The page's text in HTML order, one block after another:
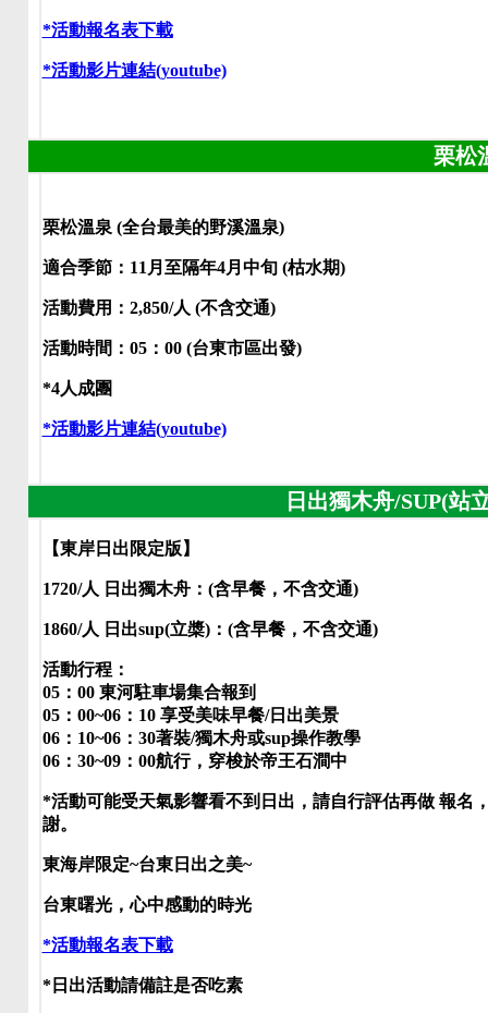
*活動報名表下載
*活動影片連結(youtube)
栗松
栗松溫泉 (全台最美的野溪溫泉)
適合季節：11月至隔年4月中旬 (枯水期)
活動費用：2,850/人 (不含交通)
活動時間：05：00 (台東市區出發)
*4人成團
*活動影片連結(youtube)
日出獨木舟/SUP(站
【東岸日出限定版】
1720/人 日出獨木舟：(含早餐，不含交通)
1860/人 日出sup(立槳)：(含早餐，不含交通)
活動行程：
05：00 東河駐車場集合報到
05：00~06：10 享受美味早餐/日出美景
06：10~06：30著裝/獨木舟或sup操作教學
06：30~09：00航行，穿梭於帝王石澗中
*活動可能受天氣影響看不到日出，請自行評估再做 報名
謝。
東海岸限定~台東日出之美~
台東曙光，心中感動的時光
*活動報名表下載
*日出活動請備註是否吃素